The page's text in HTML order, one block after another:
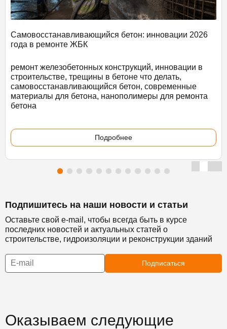
Самовосстанавливающийся бетон: инновации 2026
года в ремонте ЖБК
ремонт железобетонных конструкций, инновации в
строительстве, трещины в бетоне что делать,
самовосстанавливающийся бетон, современные
материалы для бетона, нанополимеры для ремонта
бетона
Подробнее
Подпишитесь на наши новости и статьи
Оставьте свой e-mail, чтобы всегда быть в курсе
последних новостей и актуальных статей о
строительстве, гидроизоляции и реконструкции зданий
Подписаться
Оказываем следующие